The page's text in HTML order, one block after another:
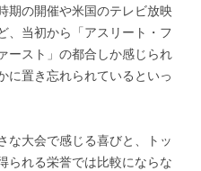
期の開催や米国のテレビ放映
、当初から「アスリート・フ
ースト」の都合しか感じられ
に置き忘れられているといっ
な大会で感じる喜びと、トッ
られる栄誉では比較にならな